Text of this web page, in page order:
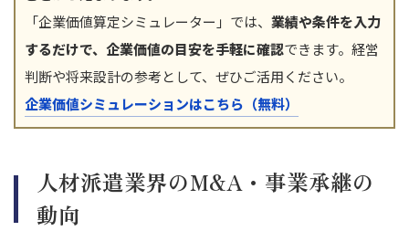
「企業価値算定シミュレーター」では、 業績や条件を入力
するだけで、企業価値の目安を手軽に確認できます。経営
判断や将来設計の参考として、ぜひご活用ください。
企業価値シミュレーションはこちら（無料）
人材派遣業界のM&A・事業承継の
動向